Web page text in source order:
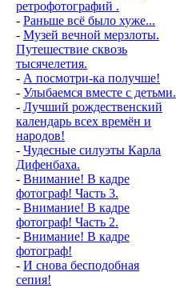
ретрофотографий .
- Раньше всё было хуже...
- Музей вечной мерзлоты.
Путешествие сквозь
тысячелетия.
- А посмотри-ка получше!
- Улыбаемся вместе с детьми.
- Лучший рождественский
календарь всех времён и
народов!
- Чудесные силуэты Карла
Дифенбаха.
- Внимание! В кадре
фотограф! Часть 3.
- Внимание! В кадре
фотограф! Часть 2.
- Внимание! В кадре
фотограф!
- И снова бесподобная
сепия!